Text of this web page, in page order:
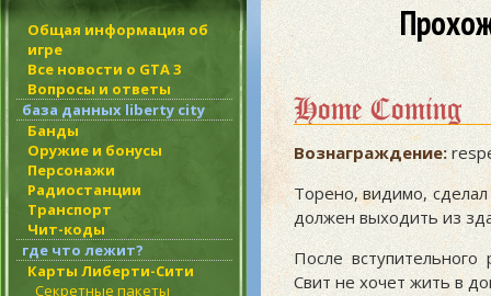
Общая информация об
игре
Все новости о GTA 3
Вопросы и ответы
база данных liberty city
Банды
Оружие и бонусы
Персонажи
Радиостанции
Транспорт
Чит-коды
где что лежит?
Карты Либерти-Сити
Секретные пакеты
Home Coming
Вознаграждение:
Торено, видимо, сделал
должен выходить из
После
Свит не хочет жить в